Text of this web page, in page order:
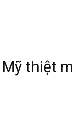
thiệt